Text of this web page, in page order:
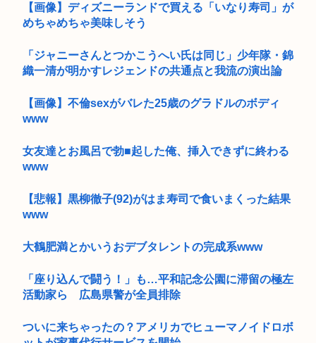
【画像】ディズニーランドで買える「いなり寿司」が
めちゃめちゃ美味しそう
「ジャニーさんとつかこうへい氏は同じ」少年隊・錦
織一清が明かすレジェンドの共通点と我流の演出論
【画像】不倫sexがバレた25歳のグラドルのボディ
www
女友達とお風呂で勃■起した俺、挿入できずに終わる
www
【悲報】黒柳徹子(92)がはま寿司で食いまくった結果
www
大鶴肥満とかいうおデブタレントの完成系www
「座り込んで闘う！」も…平和記念公園に滞留の極左
活動家ら 広島県警が全員排除
ついに来ちゃったの？アメリカでヒューマノイドロボ